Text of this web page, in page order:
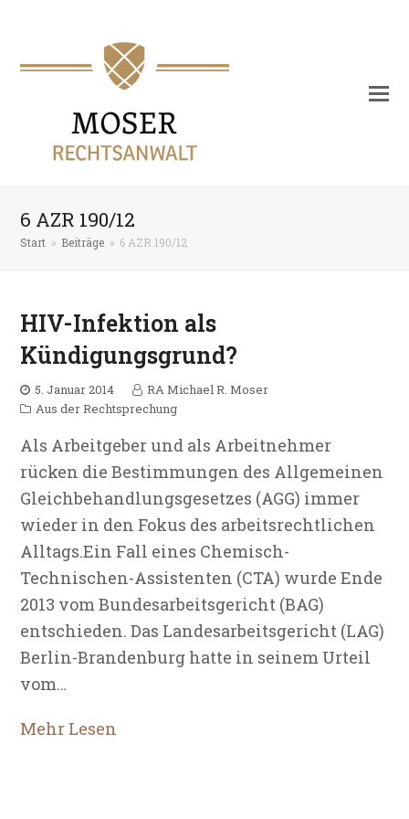
6 AZR 190/12
Start » Beiträge » 6 AZR 190/12
HIV-Infektion als
Kündigungsgrund?
5. Januar 2014
RA Michael R. Moser
Aus der Rechtsprechung
Als Arbeitgeber und als Arbeitnehmer
rücken die Bestimmungen des Allgemeinen
Gleichbehandlungsgesetzes (AGG) immer
wieder in den Fokus des arbeitsrechtlichen
Alltags.Ein Fall eines Chemisch-
Technischen-Assistenten (CTA) wurde Ende
2013 vom Bundesarbeitsgericht (BAG)
entschieden. Das Landesarbeitsgericht (LAG)
Berlin-Brandenburg hatte in seinem Urteil
vom…
Mehr Lesen